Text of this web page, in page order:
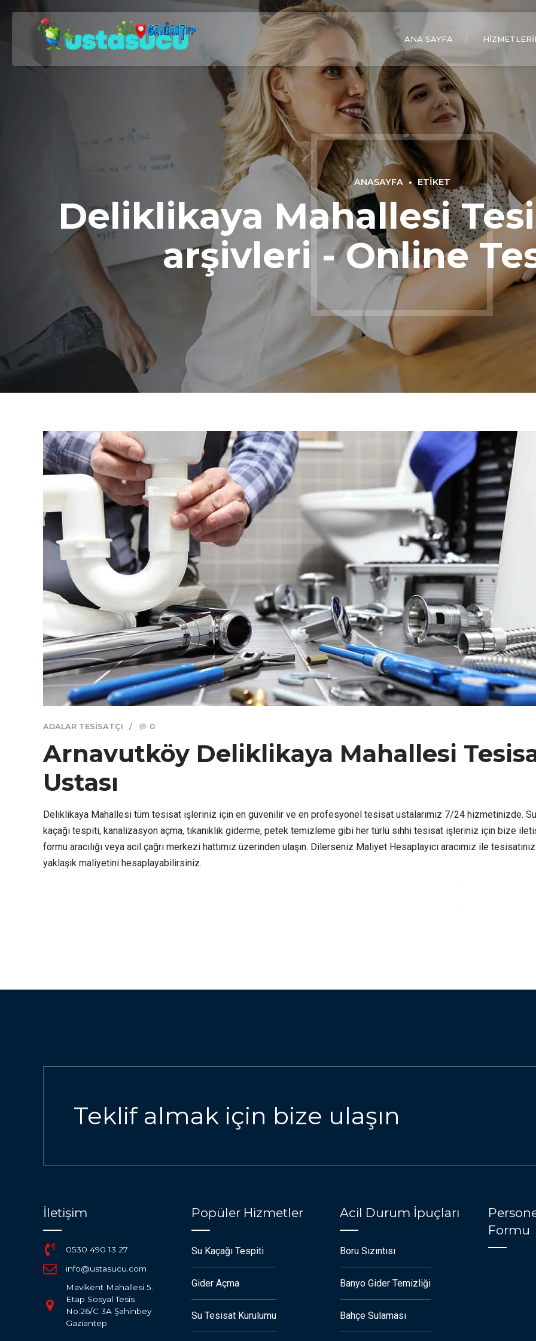
ANA SAYFA
ANASAYFA ETIKET
Deliklikaya Mahallesi
arşivleri - Online
ADALAR TESISATÇI 0
Arnavutköy Deliklikaya Mahallesi
Ustası
Deliklikaya Mahallesi tüm tesisat işleriniz için en güvenilir ve en profesyonel tesisat ustalarımız 7/24 hizmetinizde. Su
kaçağı tespiti, kanalizasyon açma, tıkanıklık giderme, petek temizleme gibi her türlü sıhhi tesisat işleriniz için bize
formu aracılığı veya acil çağrı merkezi hattımız üzerinden ulaşın. Dilerseniz Maliyet Hesaplayıcı aracımız ile
yaklaşık maliyetini hesaplayabilirsiniz.
Teklif almak için bize ulaşın
İletişim
0530 490 13 27
info@ustasucu.com
Mavikent Mahallesi 5.
Etap Sosyal Tesis
No:26/C 3A Şahinbey
Gaziantep
Popüler Hizmetler
Su Kaçağı Tespiti
Gider Açma
Su Tesisat Kurulumu
Acil Durum İpuçları
Boru Sızıntısı
Banyo Gider Temizliği
Bahçe Sulaması
Formu